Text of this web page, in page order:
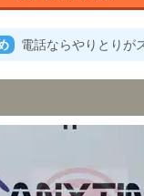
電話ならやりとりが